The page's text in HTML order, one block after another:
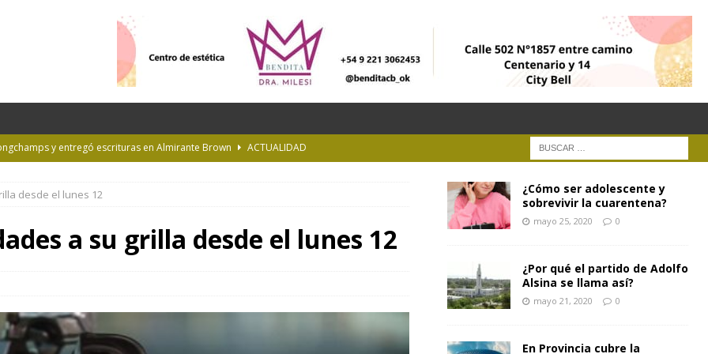
y entregó escrituras en Almirante Brown
ACTUALIDAD
en Trasplante y Ablación de Órganos y Tejidos
INFORMACIÓN GENERAL
por una tormenta a casi 10 mil metros de altura
desde el lunes 12
a su grilla desde el lunes 12
¿Cómo ser adolescente y
sobrevivir la cuarentena?
mayo 25, 2020 0
¿Por qué el partido de Adolfo
Alsina se llama así?
mayo 21, 2020 0
En Provincia cubre la